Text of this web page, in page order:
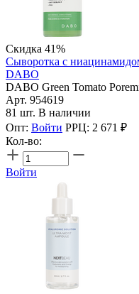
Скидка 41%
Сыворотка с
DABO
DABO Green Tomato
Арт. 954619
81 шт. В наличии
Опт: Войти РРЦ: 2 671 ₽
Кол-во:
Войти